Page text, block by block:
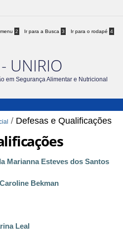
2 Ir para a Busca 3 Ir para o rodapé 4
- UNIRIO
em Segurança Alimentar e Nutricional
/ Defesas e Qualificações
Marianna Esteves dos Santos
Bekman
Leal